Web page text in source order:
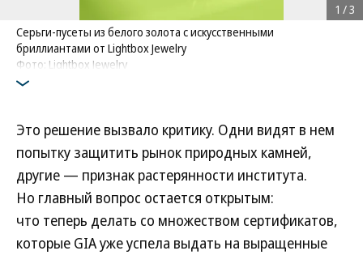
Серьги-пусеты из белого золота с искусственными
бриллиантами от Lightbox Jewelry
Фото: Lightbox Jewelry
1 /3
Это решение вызвало критику. Одни видят в нем
попытку защитить рынок природных камней,
другие — признак растерянности института.
Но главный вопрос остается открытым:
что теперь делать со множеством сертификатов,
которые GIA уже успела выдать на выращенные